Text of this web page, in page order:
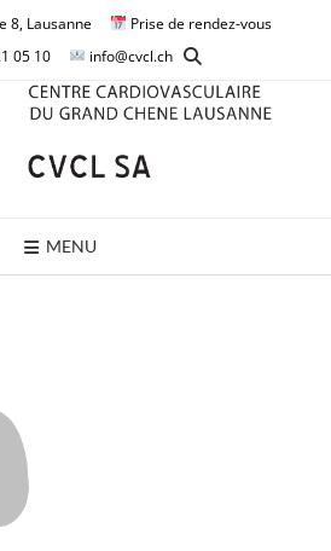
8, Lausanne
Prise de rendez-vous
05 10
info@cvcl.ch
MENU